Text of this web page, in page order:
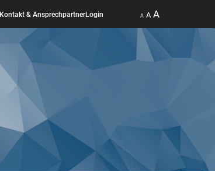
Kontakt & AnsprechpartnerLogin A A A